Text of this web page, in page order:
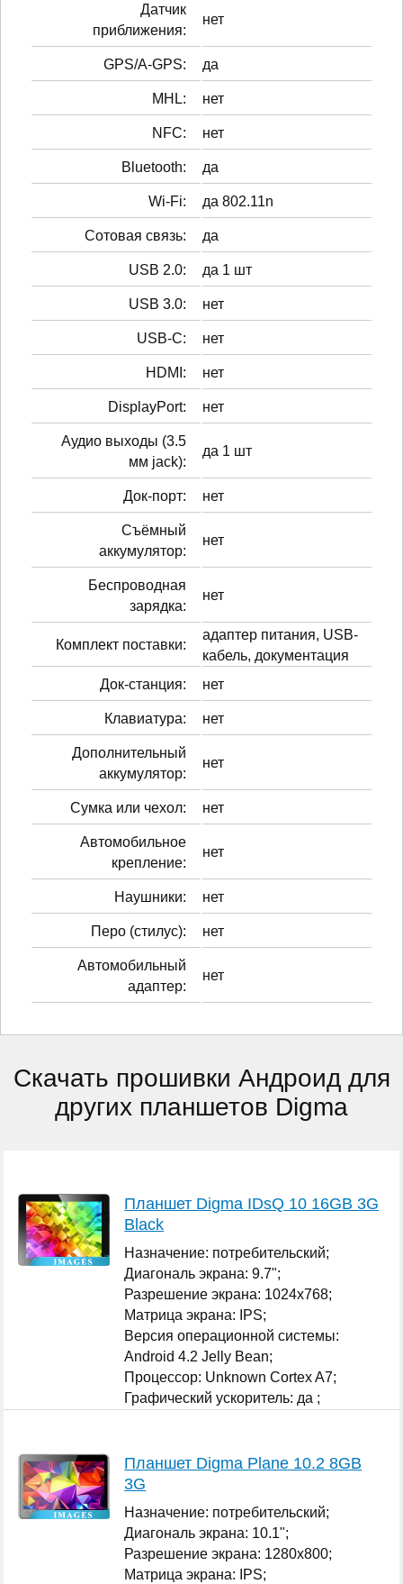
Датчик
приближения:
нет
GPS/A-GPS: да
MHL: нет
NFC: нет
Bluetooth: да
Wi-Fi: да 802.11n
Сотовая связь: да
USB 2.0: да 1 шт
USB 3.0: нет
USB-C: нет
HDMI: нет
DisplayPort: нет
Аудио выходы (3.5
мм jack):
да 1 шт
Док-порт: нет
Cъёмный
аккумулятор:
нет
Беспроводная
зарядка:
нет
Комплект поставки:
адаптер питания, USB-
кабель, документация
Док-станция:
нет
Клавиатура: нет
Дополнительный
аккумулятор:
нет
Сумка или чехол: нет
Автомобильное
крепление:
нет
Наушники: нет
Перо (стилус): нет
Автомобильный
адаптер:
нет
Скачать прошивки Андроид для
других планшетов Digma
Планшет Digma IDsQ 10 16GB 3G
Black
Назначение: потребительский;
Диагональ экрана: 9.7";
Разрешение экрана: 1024x768;
Матрица экрана: IPS;
Версия операционной системы:
Android 4.2 Jelly Bean;
Процессор: Unknown Cortex A7;
Графический ускоритель: да ;
Планшет Digma Plane 10.2 8GB
3G
Назначение: потребительский;
Диагональ экрана: 10.1";
Разрешение экрана: 1280x800;
Матрица экрана: IPS;